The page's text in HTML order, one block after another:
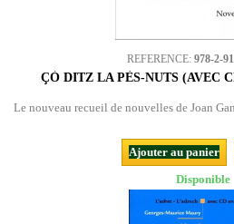
REFERENCE: 978-2-
ÇÒ DITZ LA PÈS-NUTS (AVEC
Le nouveau recueil de nouvelles de Joan
Ajouter au panier
Disponible